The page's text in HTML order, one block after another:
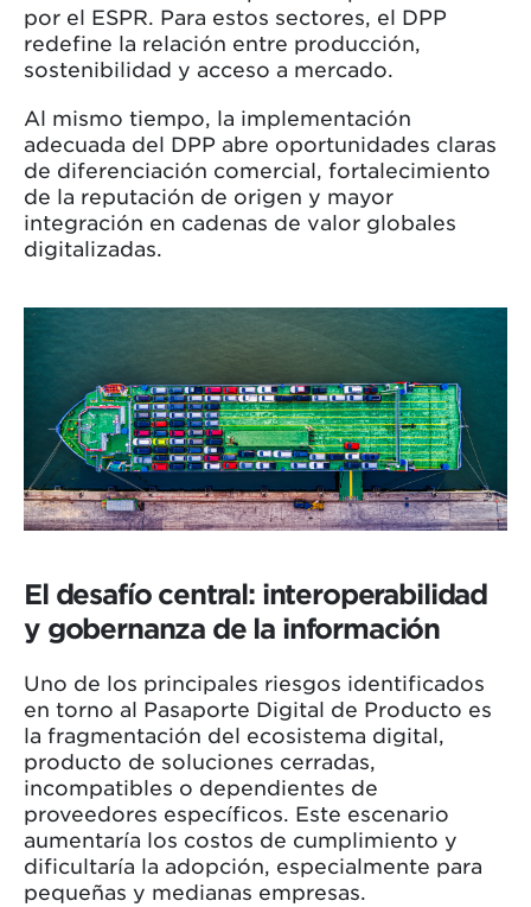
por el ESPR. Para estos sectores, el DPP
redefine la relación entre producción,
sostenibilidad y acceso a mercado.
Al mismo tiempo, la implementación
adecuada del DPP abre oportunidades claras
de diferenciación comercial, fortalecimiento
de la reputación de origen y mayor
integración en cadenas de valor globales
digitalizadas.
El desafío central: interoperabilidad
y gobernanza de la información
Uno de los principales riesgos identificados
en torno al Pasaporte Digital de Producto es
la fragmentación del ecosistema digital,
producto de soluciones cerradas,
incompatibles o dependientes de
proveedores específicos. Este escenario
aumentaría los costos de cumplimiento y
dificultaría la adopción, especialmente para
pequeñas y medianas empresas.